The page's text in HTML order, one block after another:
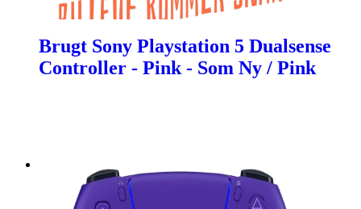
Brugt Sony Playstation 5 Dualsense
Controller - Pink - Som Ny / Pink